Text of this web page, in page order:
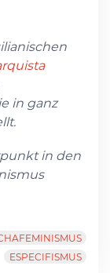
in ganz
in den
ESPECIFISMUS